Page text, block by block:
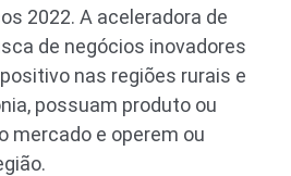
2022. A aceleradora de
de negócios inovadores
nas regiões rurais e
possuam produto ou
mercado e operem ou